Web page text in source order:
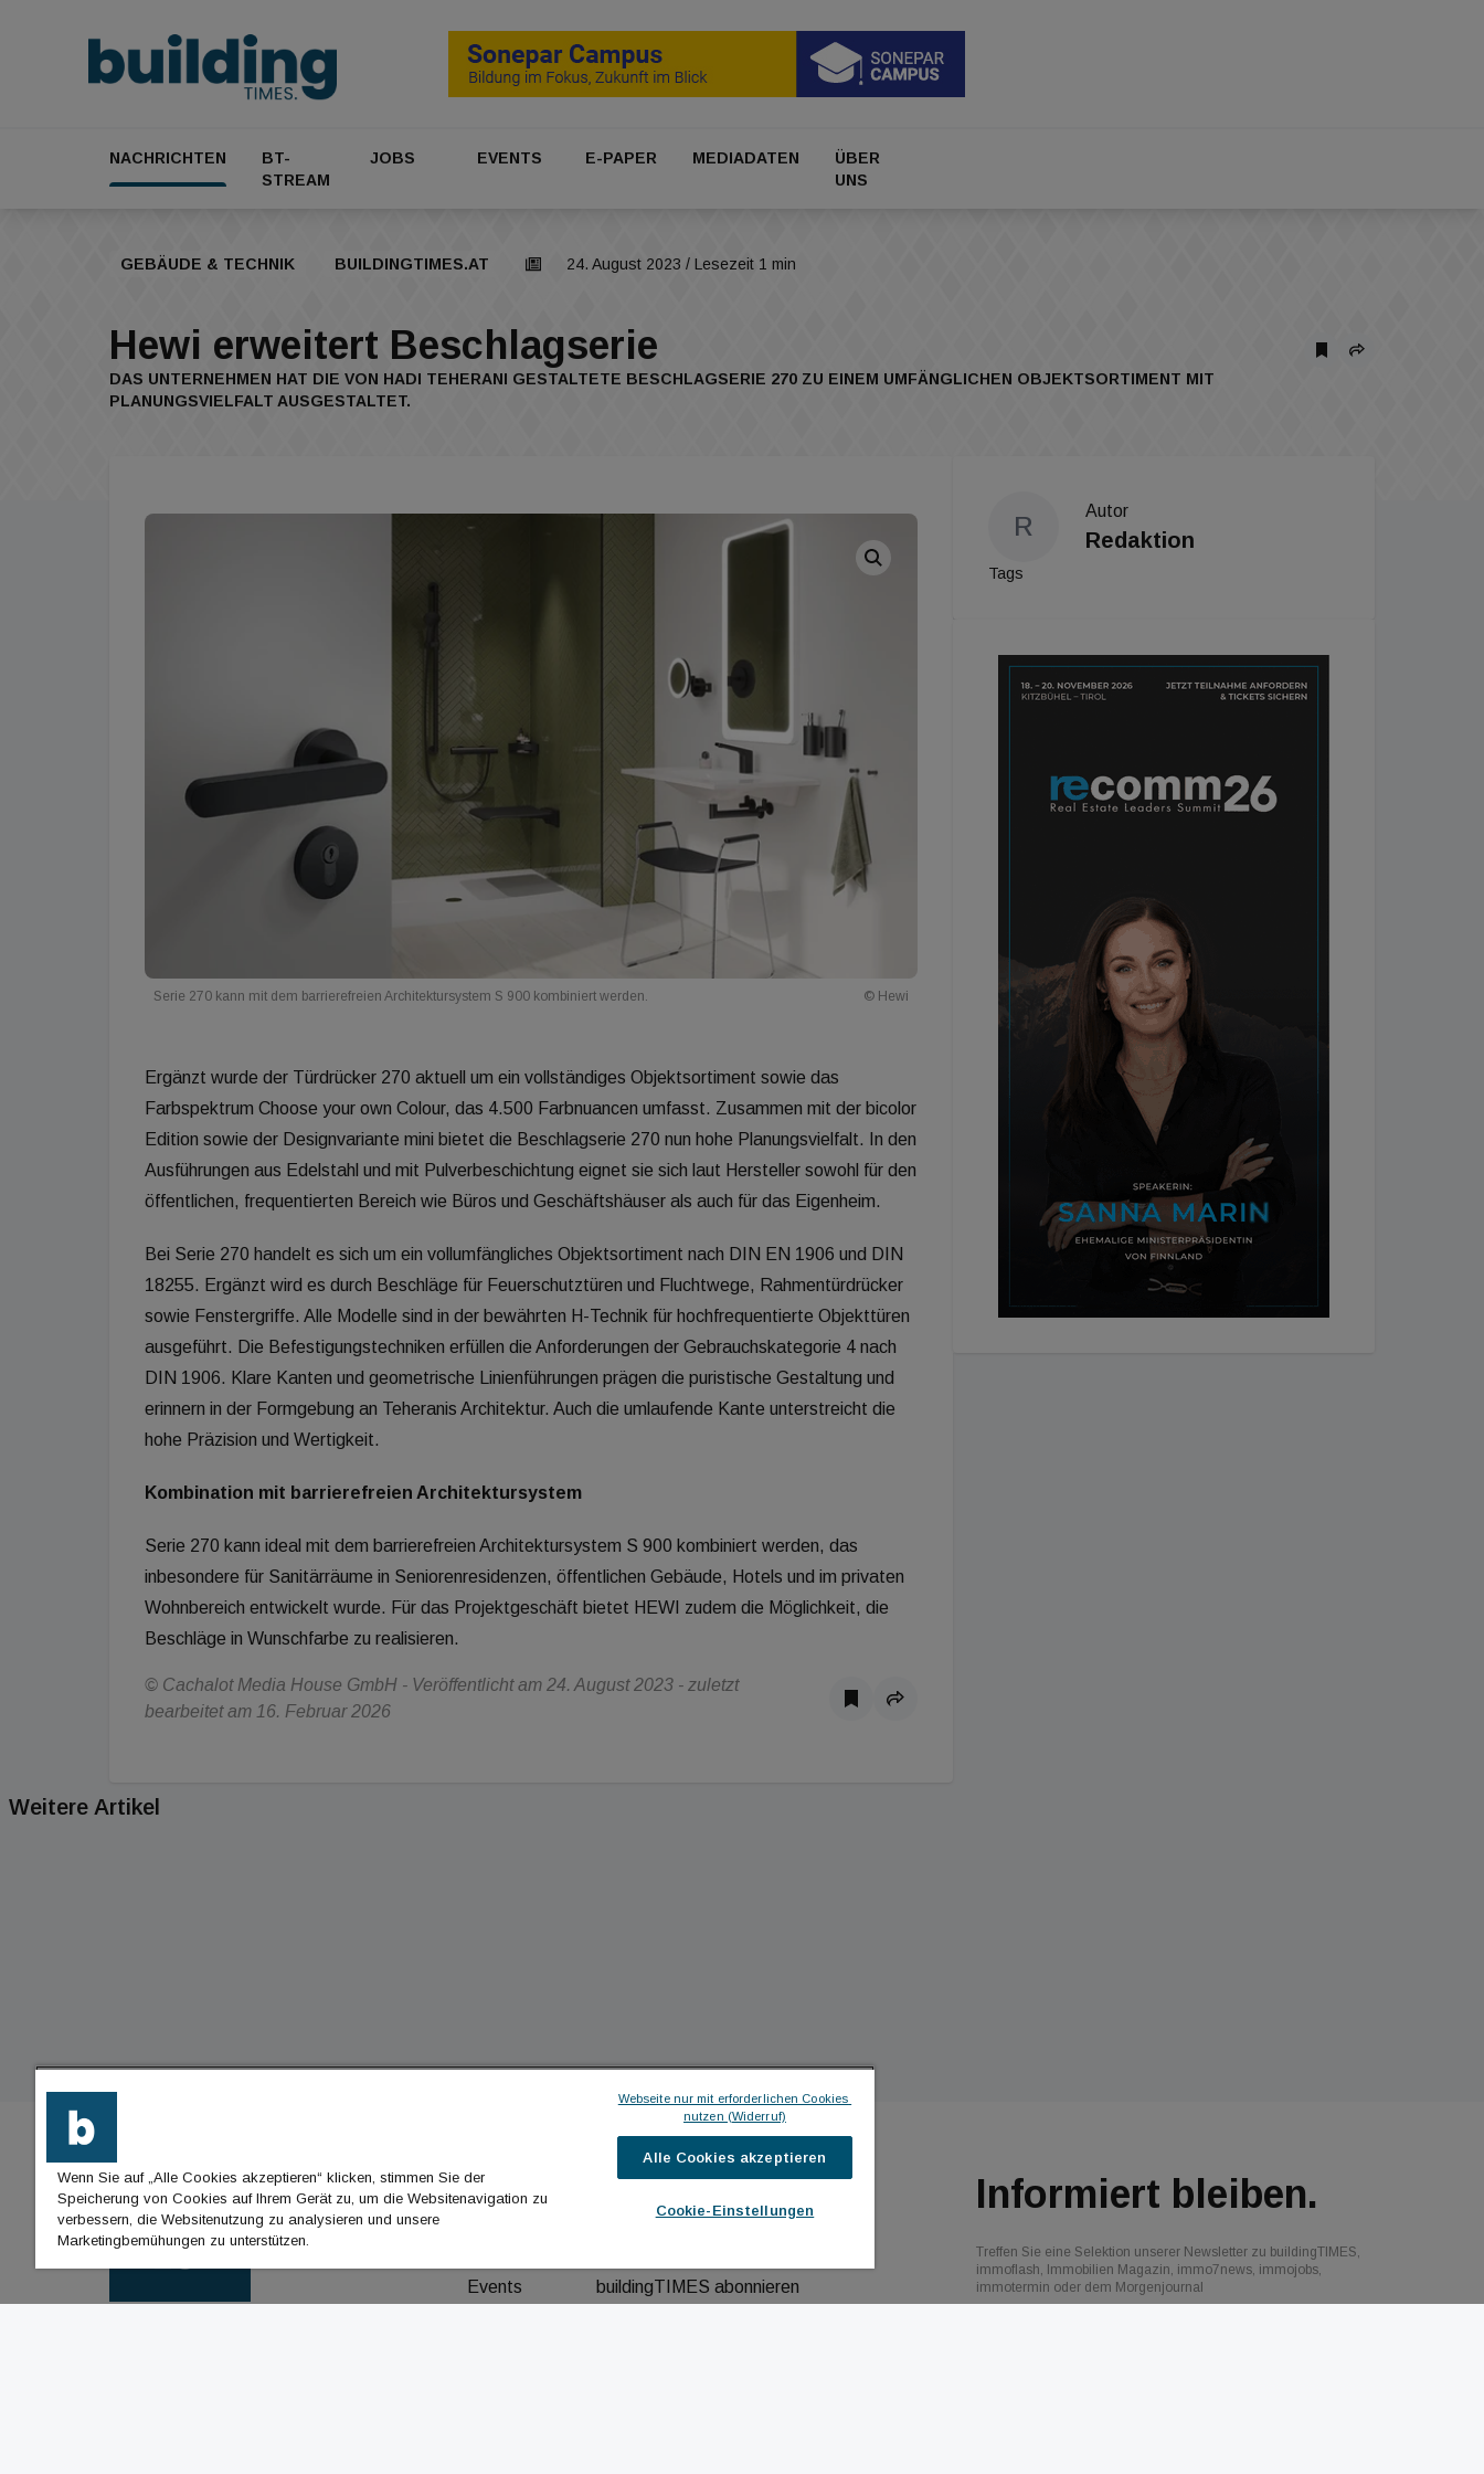
NACHRICHTEN
BT-
STREAM
JOBS EVENTS E-PAPER MEDIADATEN
ÜBER
UNS
GEBÄUDE & TECHNIK BUILDINGTIMES.AT 24. August 2023 / Lesezeit 1 min
Hewi erweitert Beschlagserie
DAS UNTERNEHMEN HAT DIE VON HADI TEHERANI GESTALTETE BESCHLAGSERIE 270 ZU EINEM UMFÄNGLICHEN OBJEKTSORTIMENT MIT
PLANUNGSVIELFALT AUSGESTALTET.
Serie 270 kann mit dem barrierefreien Architektursystem S 900 kombiniert werden. © Hewi
Ergänzt wurde der Türdrücker 270 aktuell um ein vollständiges Objektsortiment sowie das
Farbspektrum Choose your own Colour, das 4.500 Farbnuancen umfasst. Zusammen mit der bicolor
Edition sowie der Designvariante mini bietet die Beschlagserie 270 nun hohe Planungsvielfalt. In den
Ausführungen aus Edelstahl und mit Pulverbeschichtung eignet sie sich laut Hersteller sowohl für den
öffentlichen, frequentierten Bereich wie Büros und Geschäftshäuser als auch für das Eigenheim.
Bei Serie 270 handelt es sich um ein vollumfängliches Objektsortiment nach DIN EN 1906 und DIN
18255. Ergänzt wird es durch Beschläge für Feuerschutztüren und Fluchtwege, Rahmentürdrücker
sowie Fenstergriffe. Alle Modelle sind in der bewährten H-Technik für hochfrequentierte Objekttüren
ausgeführt. Die Befestigungstechniken erfüllen die Anforderungen der Gebrauchskategorie 4 nach
DIN 1906. Klare Kanten und geometrische Linienführungen prägen die puristische Gestaltung und
erinnern in der Formgebung an Teheranis Architektur. Auch die umlaufende Kante unterstreicht die
hohe Präzision und Wertigkeit.
Kombination mit barrierefreien Architektursystem
Serie 270 kann ideal mit dem barrierefreien Architektursystem S 900 kombiniert werden, das
inbesondere für Sanitärräume in Seniorenresidenzen, öffentlichen Gebäude, Hotels und im privaten
Wohnbereich entwickelt wurde. Für das Projektgeschäft bietet HEWI zudem die Möglichkeit, die
Beschläge in Wunschfarbe zu realisieren.
© Cachalot Media House GmbH - Veröffentlicht am 24. August 2023 - zuletzt
bearbeitet am 16. Februar 2026
R
Autor
Redaktion
Tags
Weitere Artikel
BUILDINGTIMES
Events
ICH MÖCHTE ...
buildingTIMES abonnieren
Informiert bleiben.
Treffen Sie eine Selektion unserer Newsletter zu buildingTIMES,
immoflash, Immobilien Magazin, immo7news, immojobs,
immotermin oder dem Morgenjournal
Wenn Sie auf „Alle Cookies akzeptieren“ klicken, stimmen Sie der
Speicherung von Cookies auf Ihrem Gerät zu, um die Websitenavigation zu
verbessern, die Websitenutzung zu analysieren und unsere
Marketingbemühungen zu unterstützen.
Webseite nur mit erforderlichen Cookies
nutzen (Widerruf)
Alle Cookies akzeptieren
Cookie-Einstellungen